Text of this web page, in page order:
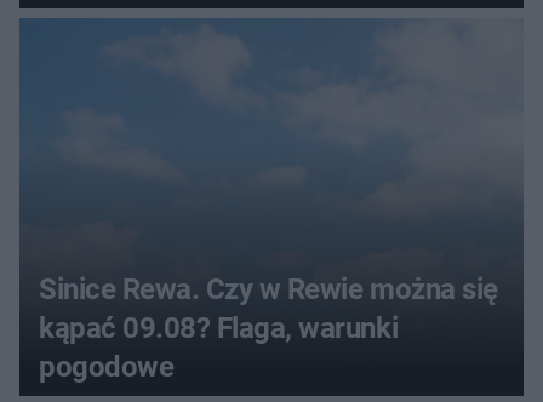
pogodowe
Sinice Rewa. Czy w Rewie można się
kąpać 09.08? Flaga, warunki
pogodowe